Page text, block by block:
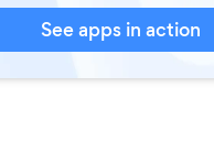
See apps in action